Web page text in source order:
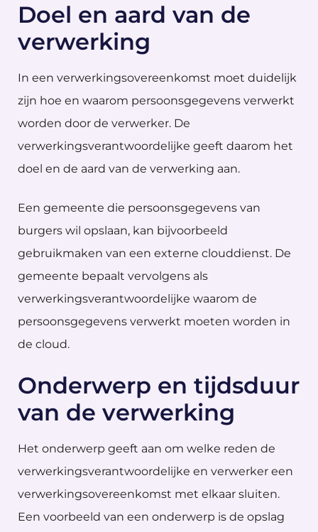
Doel en aard van de
verwerking
In een verwerkingsovereenkomst moet duidelijk
zijn hoe en waarom persoonsgegevens verwerkt
worden door de verwerker. De
verwerkingsverantwoordelijke geeft daarom het
doel en de aard van de verwerking aan.
Een gemeente die persoonsgegevens van
burgers wil opslaan, kan bijvoorbeeld
gebruikmaken van een externe clouddienst. De
gemeente bepaalt vervolgens als
verwerkingsverantwoordelijke waarom de
persoonsgegevens verwerkt moeten worden in
de cloud.
Onderwerp en tijdsduur
van de verwerking
Het onderwerp geeft aan om welke reden de
verwerkingsverantwoordelijke en verwerker een
verwerkingsovereenkomst met elkaar sluiten.
Een voorbeeld van een onderwerp is de opslag